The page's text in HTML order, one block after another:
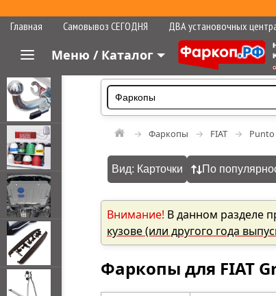
Главная Самовывоз СЕГОДНЯ ДВА установочных
Меню / Каталог
Фаркопы FIAT Punto
Вид: Карточки По
Внимание! В данном разделе
кузове (или другого года
Фаркопы для FIAT